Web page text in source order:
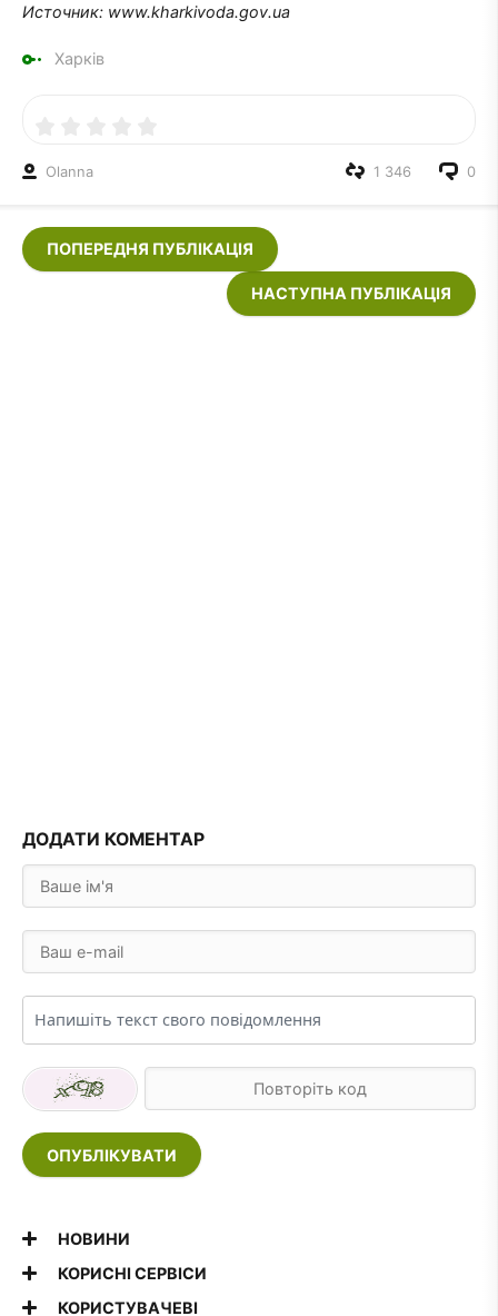
Источник: www.kharkivoda.gov.ua
Харків
Olanna 0
1 346
ПОПЕРЕДНЯ ПУБЛІКАЦІЯ
НАСТУПНА ПУБЛІКАЦІЯ
ДОДАТИ КОМЕНТАР
ОПУБЛІКУВАТИ
НОВИНИ
КОРИСНІ СЕРВІСИ
КОРИСТУВАЧЕВІ